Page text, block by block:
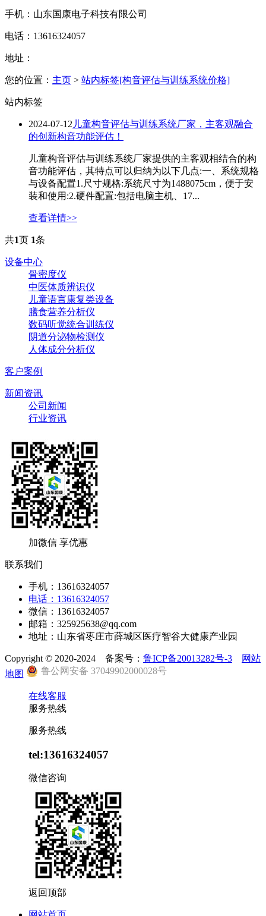
手机：山东国康电子科技有限公司
电话：13616324057
地址：
您的位置： 主页 > 站内标签[构音评估与训练系统价格]
站内标签
2024-07-12 儿童构音评估与训练系统厂家，主客观融合
的创新构音功能评估！
儿童构音评估与训练系统厂家提供的主客观相结合的构
音功能评估，其特点可以归纳为以下几点:一、系统规格
与设备配置1.尺寸规格:系统尺寸为1488075cm，便于安
装和使用:2.硬件配置:包括电脑主机、17...
查看详情>>
共1页 1条
设备中心
骨密度仪
中医体质辨识仪
儿童语言康复类设备
膳食营养分析仪
数码听觉统合训练仪
阴道分泌物检测仪
人体成分分析仪
客户案例
新闻资讯
公司新闻
行业资讯
加微信 享优惠
联系我们
手机：13616324057
电话：13616324057
微信：13616324057
邮箱：325925638@qq.com
地址：山东省枣庄市薛城区医疗智谷大健康产业园
Copyright © 2020-2024 备案号： 鲁ICP备20013282号-3
网站
地图
鲁公网安备 37049902000028号
在线客服
服务热线
服务热线
tel:13616324057
微信咨询
返回顶部